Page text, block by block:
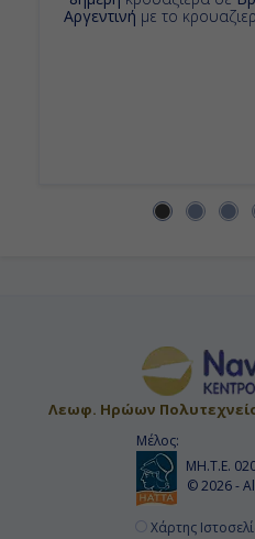
Αργεντινή με το
Λεωφ. Ηρώων
Μέλος:
ΜΗ.Τ.Ε.
© 2026 -
Χάρτης